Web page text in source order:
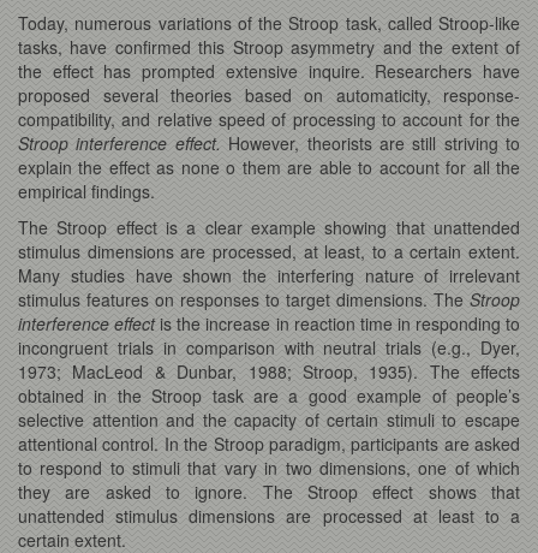
Today, numerous variations of the Stroop task, called Stroop-like
tasks, have confirmed this Stroop asymmetry and the extent of
the effect has prompted extensive inquire. Researchers have
proposed several theories based on automaticity, response-
compatibility, and relative speed of processing to account for the
Stroop interference effect. However, theorists are still striving to
explain the effect as none o them are able to account for all the
empirical findings.
The Stroop effect is a clear example showing that unattended
stimulus dimensions are processed, at least, to a certain extent.
Many studies have shown the interfering nature of irrelevant
stimulus features on responses to target dimensions. The Stroop
interference effect is the increase in reaction time in responding to
incongruent trials in comparison with neutral trials (e.g., Dyer,
1973; MacLeod & Dunbar, 1988; Stroop, 1935). The effects
obtained in the Stroop task are a good example of people’s
selective attention and the capacity of certain stimuli to escape
attentional control. In the Stroop paradigm, participants are asked
to respond to stimuli that vary in two dimensions, one of which
they are asked to ignore. The Stroop effect shows that
unattended stimulus dimensions are processed at least to a
certain extent.